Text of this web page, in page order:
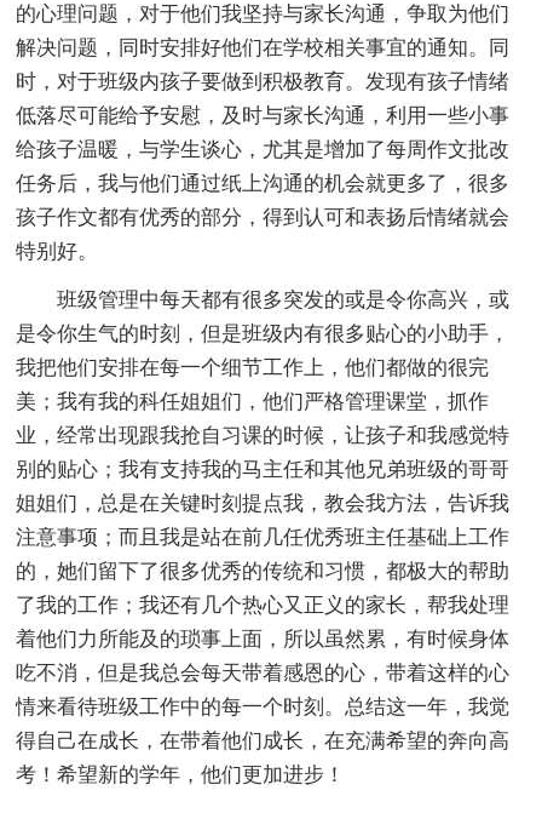
的心理问题，对于他们我坚持与家长沟通，争取为他们
解决问题，同时安排好他们在学校相关事宜的通知。同
时，对于班级内孩子要做到积极教育。发现有孩子情绪
低落尽可能给予安慰，及时与家长沟通，利用一些小事
给孩子温暖，与学生谈心，尤其是增加了每周作文批改
任务后，我与他们通过纸上沟通的机会就更多了，很多
孩子作文都有优秀的部分，得到认可和表扬后情绪就会
特别好。
班级管理中每天都有很多突发的或是令你高兴，或
是令你生气的时刻，但是班级内有很多贴心的小助手，
我把他们安排在每一个细节工作上，他们都做的很完
美；我有我的科任姐姐们，他们严格管理课堂，抓作
业，经常出现跟我抢自习课的时候，让孩子和我感觉特
别的贴心；我有支持我的马主任和其他兄弟班级的哥哥
姐姐们，总是在关键时刻提点我，教会我方法，告诉我
注意事项；而且我是站在前几任优秀班主任基础上工作
的，她们留下了很多优秀的传统和习惯，都极大的帮助
了我的工作；我还有几个热心又正义的家长，帮我处理
着他们力所能及的琐事上面，所以虽然累，有时候身体
吃不消，但是我总会每天带着感恩的心，带着这样的心
情来看待班级工作中的每一个时刻。总结这一年，我觉
得自己在成长，在带着他们成长，在充满希望的奔向高
考！希望新的学年，他们更加进步！